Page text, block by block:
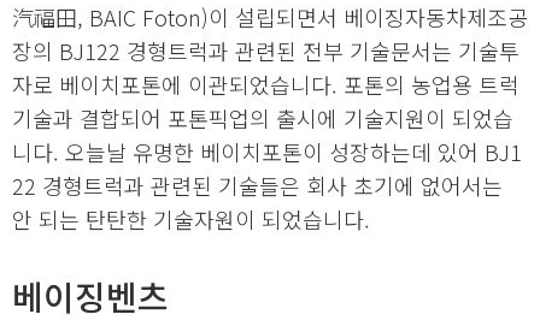
汽福田, BAIC Foton)이 설립되면서 베이징자동차제조공
장의 BJ122 경형트럭과 관련된 전부 기술문서는 기술투
자로 베이치포톤에 이관되었습니다. 포톤의 농업용 트럭
기술과 결합되어 포톤픽업의 출시에 기술지원이 되었습
니다. 오늘날 유명한 베이치포톤이 성장하는데 있어 BJ1
22 경형트럭과 관련된 기술들은 회사 초기에 없어서는
안 되는 탄탄한 기술자원이 되었습니다.
베이징벤츠